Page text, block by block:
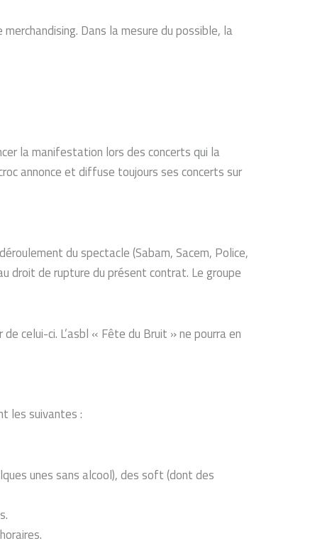
Dans la mesure du possible, la
la manifestation lors des concerts qui la
annonce et diffuse toujours ses concerts sur
du spectacle (Sabam, Sacem, Police,
droit de rupture du présent contrat. Le groupe
celui-ci. L’asbl « Fête du Bruit » ne pourra en
les suivantes :
unes sans alcool), des soft (dont des